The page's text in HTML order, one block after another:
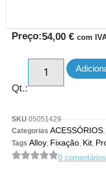
Preço:54,00 € com
Qt.:
SKU 05051429
Categorias ACESSÓRIOS,
Tags Alloy, Fixação, Kit,
0 comentários